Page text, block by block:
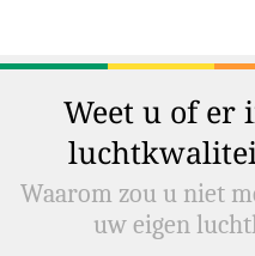
Weet u of er
Waarom zou u niet
uw eigen